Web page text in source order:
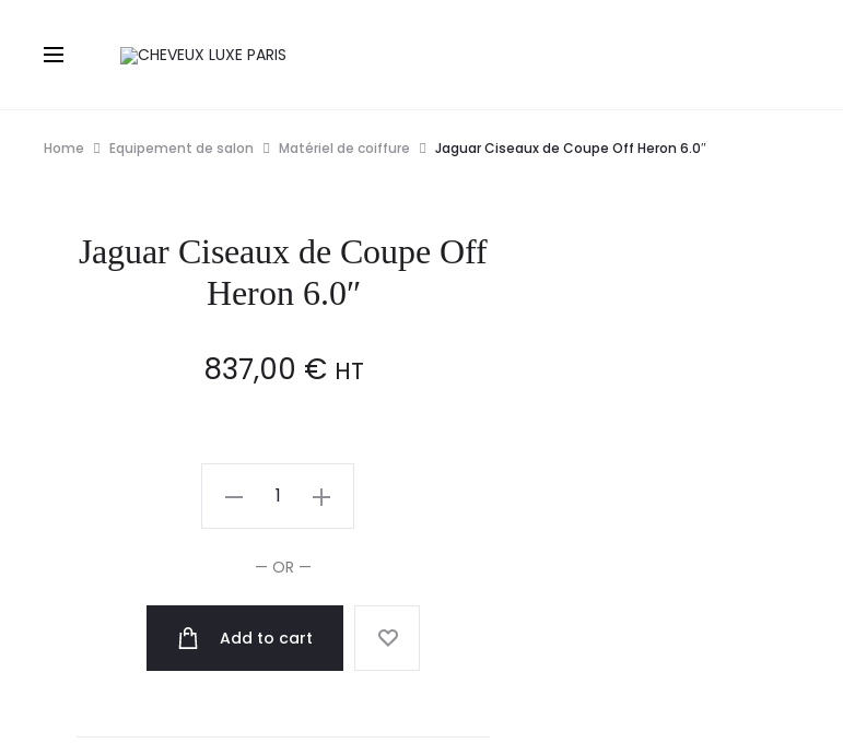
Home Equipement de salon Matériel de coiffure Jaguar Ciseaux de Coupe Off Heron 6.0″
Jaguar Ciseaux de Coupe Off
Heron 6.0″
837,00 € HT
Off
Heron
6.0"
— OR —
Add to cart